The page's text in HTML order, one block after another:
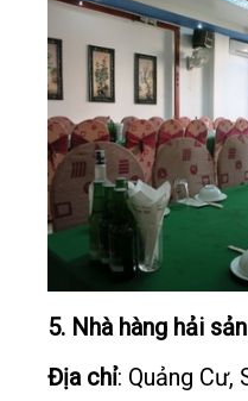
5. Nhà hàng hải
Địa chỉ: Quảng Cư,